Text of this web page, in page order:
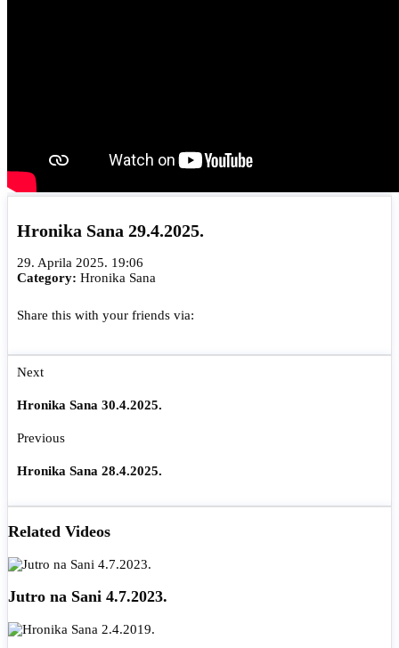
Hronika Sana 29.4.2025.
29. Aprila 2025. 19:06
Category: Hronika Sana
Share this with your friends via:
Next
Hronika Sana 30.4.2025.
Previous
Hronika Sana 28.4.2025.
Related Videos
Jutro na Sani 4.7.2023.